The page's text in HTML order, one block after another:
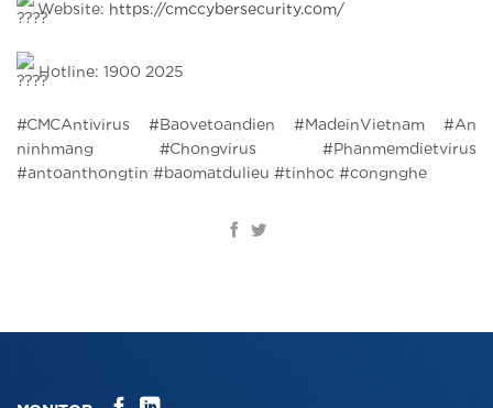
Website: https://cmccybersecurity.com/
Hotline: 1900 2025
#CMCAntivirus #Baovetoandien #MadeinVietnam #An
ninhmang #Chongvirus #Phanmemdietvirus
#antoanthongtin #baomatdulieu #tinhoc #congnghe